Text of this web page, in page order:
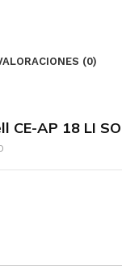
(0)
CE-AP 18 LI